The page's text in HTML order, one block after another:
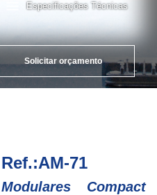
Especificações Técnicas
Solicitar orçamento
Ref.:AM-71
Modulares Compact